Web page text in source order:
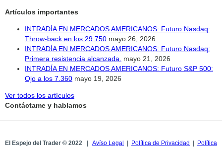
Artículos importantes
INTRADÍA EN MERCADOS AMERICANOS: Futuro Nasdaq:
Throw-back en los 29.750 mayo 26, 2026
INTRADÍA EN MERCADOS AMERICANOS: Futuro Nasdaq:
Primera resistencia alcanzada.
mayo 21, 2026
INTRADÍA EN MERCADOS AMERICANOS: Futuro S&P 500:
Ojo a los 7.360 mayo 19, 2026
Ver todos los artículos
Contáctame y hablamos
El Espejo del Trader © 2022 Avíso Legal Política de Privacidad
Política